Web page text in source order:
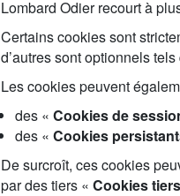
Lombard Odier recourt à
Certains cookies sont
d’autres sont optionnels
Les cookies peuvent
des « Cookies de
des « Cookies
De surcroît, ces cookies
par des tiers « Cookies